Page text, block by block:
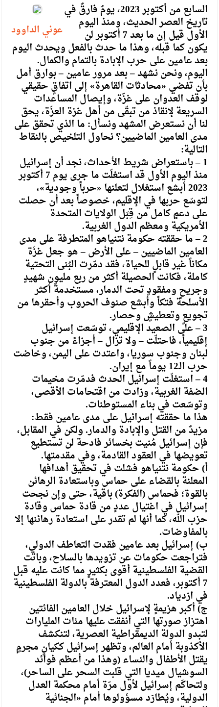
عوني الداوود
السابع من أكتوبر 2023، يومٌ فارقٌ في
تاريخ العصر الحديث، ومنذ اليوم
الأول قيل إن ما بعد 7 أكتوبر لن
يكون كما قبله، وهذا ما حدث بالفعل ويحدث اليوم
بعد عامين على حرب الإبادة بالتمام والكمال.
اليوم، ونحن نشهد – بعد مرور عامين – بوارق أمل
بأن تفضي «محادثات القاهرة» إلى اتفاقٍ حقيقي
لوقف العدوان على غزّة، وإيصال المساعدات
السريعة لإنقاذ من تبقّى من أهل غزة العزّة، يحق
لنا أن نستعرض المشهد ونسأل: ما الذي تحقق على
مدى العامين الماضيين؟ نحاول التلخيص بالنقاط
التالية:
1 – باستعراض شريط الأحداث، نجد أن إسرائيل
منذ اليوم الأول قد استغلّت ما جرى يوم 7 أكتوبر
2023 أبشع استغلال لتعلنها «حرباً وجودية»،
لتوسّع حربها في الإقليم، خصوصاً بعد أن حصلت
على دعمٍ كامل من قِبَل الولايات المتحدة
الأمريكية ومعظم الدول الغربية.
2 – ما حققته حكومة نتنياهو المتطرفة على مدى
العامين الماضيين – على الأرض – هو جعل غزّة
مكاناً غير قابلٍ للحياة، فقد دمّرت البُنى التحتية
كاملة، فكانت الحصيلة أكثر من ربع مليون شهيدٍ
وجريحٍ ومفقودٍ تحت الدمار، مستخدمةً أكثر
الأسلحة فتكاً وأبشع صنوف الحروب وأحقرها من
تجويعٍ وتعطيشٍ وحصار.
3 – على الصعيد الإقليمي، توسّعت إسرائيل
إقليمياً، فاحتلّت – ولا تزال – أجزاءً من جنوب
لبنان وجنوب سوريا، واعتدت على اليمن، وخاضت
حرب الـ12 يوماً مع إيران.
4 – استغلّت إسرائيل الحدث فدمّرت مخيمات
الضفة الغربية، وزادت من اقتحامات الأقصى،
وتوسّعت في بناء المستوطنات.
هذا ما حققته إسرائيل على مدى عامين فقط:
مزيدٌ من القتل والإبادة والدمار. ولكن في المقابل،
فإن إسرائيل مُنيت بخسائر فادحة لن تستطيع
تعويضها في العقود القادمة، وفي مقدمتها.
أ) حكومة نتنياهو فشلت في تحقيق أهدافها
المعلنة بالقضاء على حماس وباستعادة الرهائن
بالقوة؛ فحماس (الفكرة) باقية، حتى وإن نجحت
إسرائيل في اغتيال عددٍ من قادة حماس وقادة
حزب الله، كما أنها لم تقدر على استعادة رهائنها إلا
بالمفاوضات.
ب) إسرائيل بعد عامين فقدت التعاطف الدولي،
فتراجعت حكومات عن تزويدها بالسلاح، وباتت
القضية الفلسطينية أقوى بكثيرٍ مما كانت عليه قبل
7 أكتوبر، فعدد الدول المعترفة بالدولة الفلسطينية
في ازدياد.
ج) أكبر هزيمةٍ لإسرائيل خلال العامين الفائتين
اهتزاز صورتها التي أنفقت عليها مئات المليارات
لتبدو الدولة الديمقراطية العصرية، لتنكشف
الأكذوبة أمام العالم، وتظهر إسرائيل ككيانٍ مجرمٍ
يقتل الأطفال والنساء (وهذا من أعظم فوائد
السوشيال ميديا التي قلبت السحر على الساحر)،
ولتحاكَم إسرائيل لأول مرّة أمام محكمة العدل
الدولية، ويُطارَد مسؤولوها أمام «الجنائية